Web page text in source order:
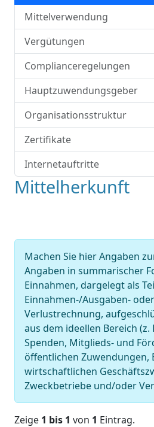
Mittelverwendung
Vergütungen
Complianceregelungen
Hauptzuwendungsgeber
Organisationsstruktur
Zertifikate
Internetauftritte
Mittelherkunft
Machen Sie hier Angaben
Angaben in summarischer
Einnahmen, dargelegt als
Einnahmen-/Ausgaben-
Verlustrechnung,
aus dem ideellen Bereich (z.
Spenden, Mitglieds- und
öffentlichen Zuwendungen,
wirtschaftlichen
Zweckbetriebe und/oder
Zeige 1 bis 1 von 1 Eintrag.